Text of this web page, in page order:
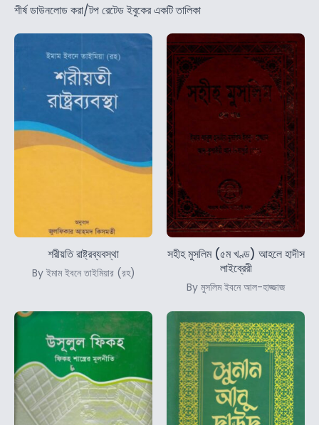
শীর্ষ ডাউনলোড করা/টপ রেটেড ইবুকের একটি তালিকা
শরীয়তি রাষ্ট্রব্যবস্থা
By ইমাম ইবনে তাইমিয়ার (রহ)
সহীহ মুসলিম (৫ম খণ্ড) আহলে হাদীস
লাইব্রেরী
By মুসলিম ইবনে আল-হাজ্জাজ